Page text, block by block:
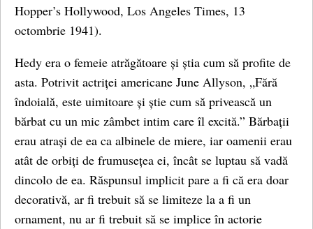
Hopper’s Hollywood, Los Angeles Times, 13
octombrie 1941).
Hedy era o femeie atrăgătoare și știa cum să profite de
asta. Potrivit actriței americane June Allyson, „Fără
îndoială, este uimitoare și știe cum să privească un
bărbat cu un mic zâmbet intim care îl excită.” Bărbații
erau atrași de ea ca albinele de miere, iar oamenii erau
atât de orbiți de frumusețea ei, încât se luptau să vadă
dincolo de ea. Răspunsul implicit pare a fi că era doar
decorativă, ar fi trebuit să se limiteze la a fi un
ornament, nu ar fi trebuit să se implice în actorie